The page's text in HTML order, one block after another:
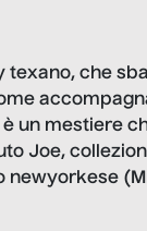
che
un mestiere
Joe,